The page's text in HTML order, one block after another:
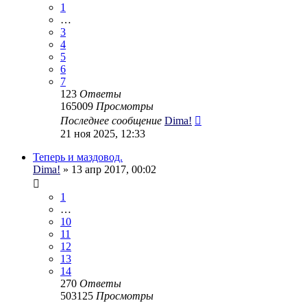
1
…
3
4
5
6
7
123 Ответы
165009 Просмотры
Последнее сообщение Dima!
21 ноя 2025, 12:33
Теперь и маздовод.
Dima! » 13 апр 2017, 00:02
1
…
10
11
12
13
14
270 Ответы
503125 Просмотры